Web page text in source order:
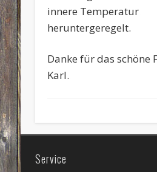
innere Temperatur
heruntergeregelt.
Danke für das schöne
Karl.
Service